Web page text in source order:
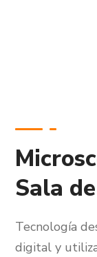
Sala
Tecnología
digital y